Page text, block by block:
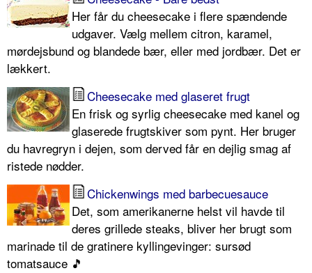
Her får du cheesecake i flere spændende
udgaver. Vælg mellem citron, karamel,
mørdejsbund og blandede bær, eller med jordbær. Det er
lækkert.
Cheesecake med glaseret frugt
En frisk og syrlig cheesecake med kanel og
glaserede frugtskiver som pynt. Her bruger
du havregryn i dejen, som derved får en dejlig smag af
ristede nødder.
Chickenwings med barbecuesauce
Det, som amerikanerne helst vil havde til
deres grillede steaks, bliver her brugt som
marinade til de gratinere kyllingevinger: sursød
tomatsauce 🎵